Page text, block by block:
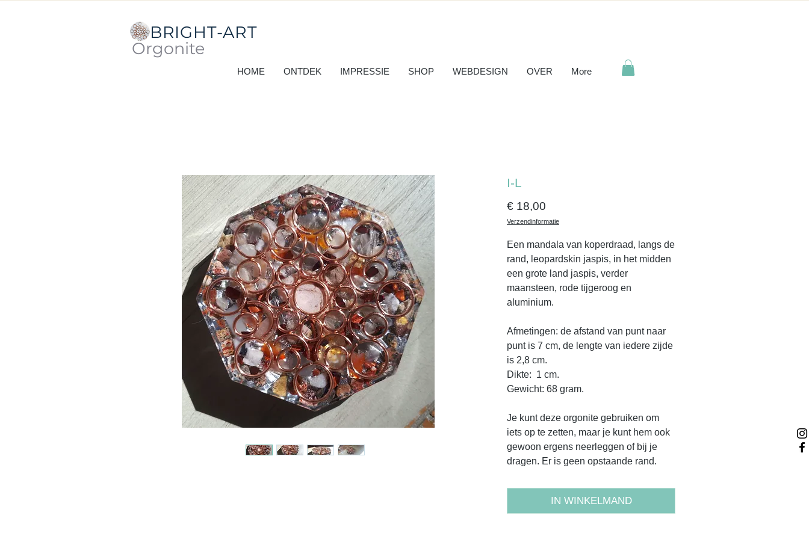
BRIGHT-ART
Orgonite
HOME ONTDEK IMPRESSIE SHOP WEBDESIGN OVER More
I-L
€ 18,00
Verzendinformatie
Een mandala van koperdraad, langs de
rand, leopardskin jaspis, in het midden
een grote land jaspis, verder
maansteen, rode tijgeroog en
aluminium.
Afmetingen: de afstand van punt naar
punt is 7 cm, de lengte van iedere zijde
is 2,8 cm.
Dikte: 1 cm.
Gewicht: 68 gram.
Je kunt deze orgonite gebruiken om
iets op te zetten, maar je kunt hem ook
gewoon ergens neerleggen of bij je
dragen. Er is geen opstaande rand.
IN WINKELMAND